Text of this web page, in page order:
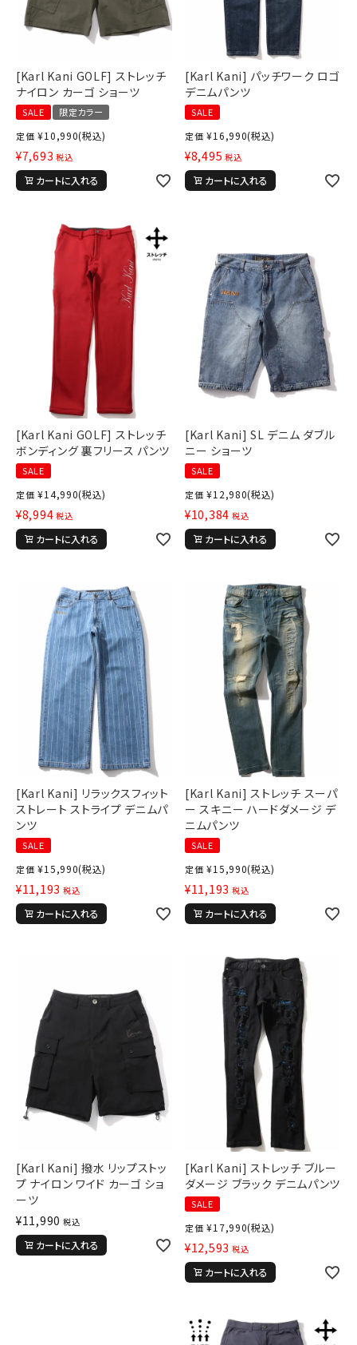
[Karl Kani GOLF] ストレッチ
ナイロン カーゴ ショーツ
SALE
限定カラー
定価 ¥10,990(税込)
¥7,693 税込
カートに入れる
[Karl Kani] パッチワーク ロゴ
デニムパンツ
SALE
定価 ¥16,990(税込)
¥8,495 税込
カートに入れる
[Karl Kani GOLF] ストレッチ
ボンディング 裏フリース パンツ
SALE
定価 ¥14,990(税込)
¥8,994 税込
カートに入れる
[Karl Kani] SL デニム ダブル
ニー ショーツ
SALE
定価 ¥12,980(税込)
¥10,384 税込
カートに入れる
[Karl Kani] リラックスフィット
ストレート ストライプ デニムパ
ンツ
SALE
定価 ¥15,990(税込)
¥11,193 税込
カートに入れる
[Karl Kani] ストレッチ スーパ
ー スキニー ハードダメージ デ
ニムパンツ
SALE
定価 ¥15,990(税込)
¥11,193 税込
カートに入れる
[Karl Kani] 撥水 リップストッ
プ ナイロン ワイド カーゴ ショ
ーツ
¥11,990 税込
カートに入れる
[Karl Kani] ストレッチ ブルー
ダメージ ブラック デニムパンツ
SALE
定価 ¥17,990(税込)
¥12,593 税込
カートに入れる